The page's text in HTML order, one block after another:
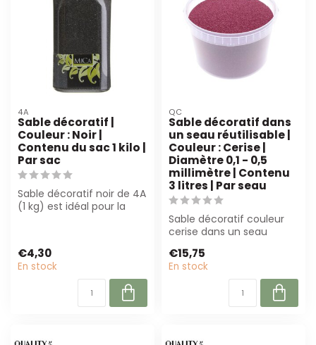
4A
Sable décoratif |
Couleur : Noir |
Contenu du sac 1 kilo |
Par sac
Sable décoratif noir de 4A
(1 kg) est idéal pour la
€4,30
En stock
QC
Sable décoratif dans
un seau réutilisable |
Couleur : Cerise |
Diamètre 0,1 - 0,5
millimètre | Contenu
3 litres | Par seau
Sable décoratif couleur
cerise dans un seau
pour les ...
€15,75
En stock